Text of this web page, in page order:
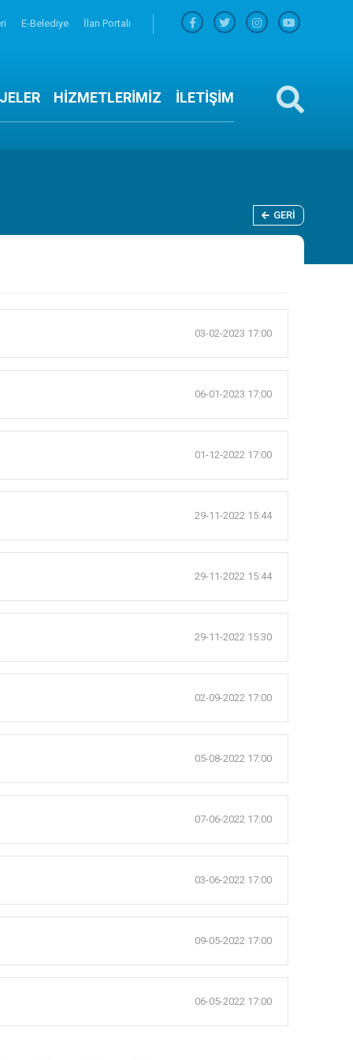
E-Belediye İlan Portalı
HİZMETLERİMİZ İLETİŞİM
GERI
03-02-2023 17:00
06-01-2023 17:00
01-12-2022 17:00
29-11-2022 15:44
29-11-2022 15:44
29-11-2022 15:30
02-09-2022 17:00
05-08-2022 17:00
07-06-2022 17:00
03-06-2022 17:00
09-05-2022 17:00
06-05-2022 17:00